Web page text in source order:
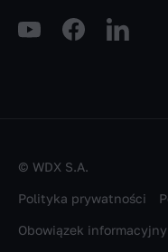
© WDX S.A.
Polityka prywatności
Obowiązek informacyjny